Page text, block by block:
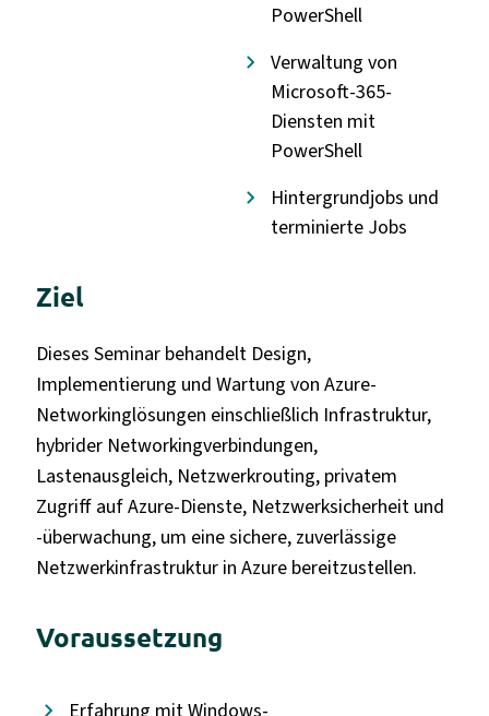
PowerShell
Verwaltung von
Microsoft-365-
Diensten mit
PowerShell
Hintergrundjobs und
terminierte Jobs
Ziel
Dieses Seminar behandelt Design,
Implementierung und Wartung von Azure-
Networkinglösungen einschließlich Infrastruktur,
hybrider Networkingverbindungen,
Lastenausgleich, Netzwerkrouting, privatem
Zugriff auf Azure-Dienste, Netzwerksicherheit und
-überwachung, um eine sichere, zuverlässige
Netzwerkinfrastruktur in Azure bereitzustellen.
Voraussetzung
Erfahrung mit Windows-